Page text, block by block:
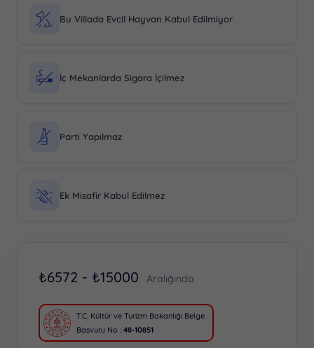
Bu Villada Evcil Hayvan Kabul Edilmiyor
İç Mekanlarda Sigara İçilmez
Parti Yapılmaz
Ek Misafir Kabul Edilmez
₺6572 - ₺15000 Aralığında
T.C. Kültür ve Turizm Bakanlığı Belge
Başvuru No : 48-10851